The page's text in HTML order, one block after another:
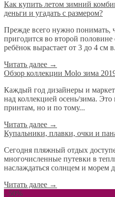
​Как купить летом зимний
деньги и угадать с размером?
Прежде всего нужно понимать,
пригодится во второй
ребёнок вырастает от 3 до 4 см
Читать далее →
Обзор коллекции Molo зима
Каждый год дизайнеры и
над коллекцией осень/зима.
принтам, но и по тому...
Читать далее →
Купальники, плавки, очки и
Сегодня пляжный отдых
многочисленные путевки в
наслаждаться солнцем и морем
Читать далее →
- 50%